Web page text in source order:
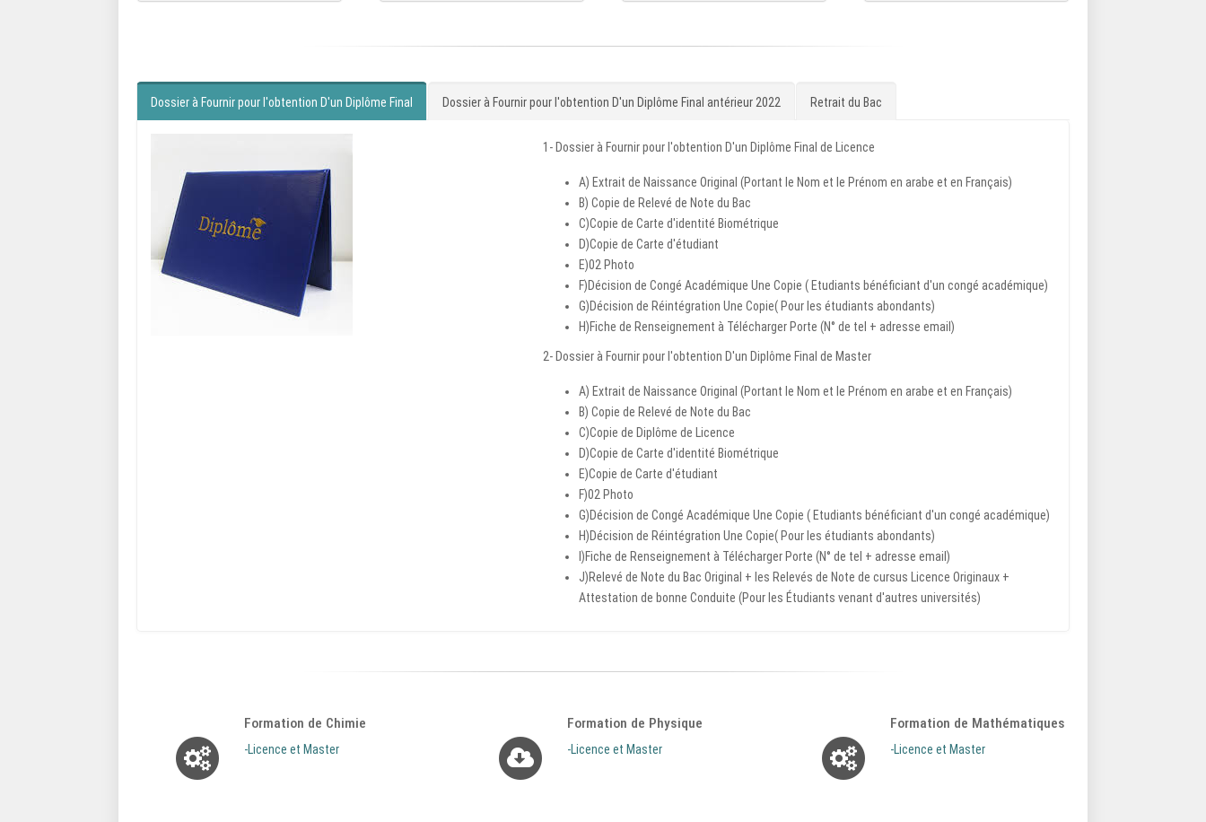
Dossier à Fournir pour l'obtention D'un Diplôme Final Dossier à Fournir pour l'obtention D'un Diplôme Final antérieur 2022 Retrait du Bac
1- Dossier à Fournir pour l'obtention D'un Diplôme Final de Licence
A) Extrait de Naissance Original (Portant le Nom et le Prénom en arabe et en Français)
B) Copie de Relevé de Note du Bac
C)Copie de Carte d'identité Biométrique
D)Copie de Carte d'étudiant
E)02 Photo
F)Décision de Congé Académique Une Copie ( Etudiants bénéficiant d'un congé académique)
G)Décision de Réintégration Une Copie( Pour les étudiants abondants)
H)Fiche de Renseignement à Télécharger Porte (N° de tel + adresse email)
2- Dossier à Fournir pour l'obtention D'un Diplôme Final de Master
A) Extrait de Naissance Original (Portant le Nom et le Prénom en arabe et en Français)
B) Copie de Relevé de Note du Bac
C)Copie de Diplôme de Licence
D)Copie de Carte d'identité Biométrique
E)Copie de Carte d'étudiant
F)02 Photo
G)Décision de Congé Académique Une Copie ( Etudiants bénéficiant d'un congé académique)
H)Décision de Réintégration Une Copie( Pour les étudiants abondants)
I)Fiche de Renseignement à Télécharger Porte (N° de tel + adresse email)
J)Relevé de Note du Bac Original + les Relevés de Note de cursus Licence Originaux +
Attestation de bonne Conduite (Pour les Étudiants venant d'autres universités)
Formation de Chimie
-Licence et Master
Formation de Physique
-Licence et Master
Formation de Mathématiques
-Licence et Master